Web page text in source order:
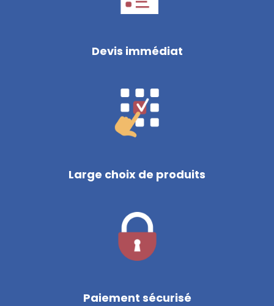
Devis immédiat
Large choix de produits
Paiement sécurisé